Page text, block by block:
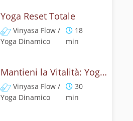
Yoga Reset Totale
Vinyasa Flow /
Yoga Dinamico
18
min
Mantieni la Vitalità: Yoga Reset
Vinyasa Flow /
Yoga Dinamico
30
min